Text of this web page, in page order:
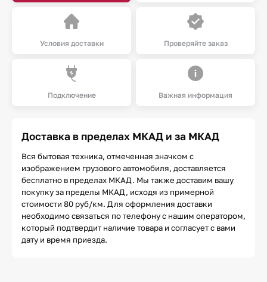
Условия доставки Проверяйте заказ
Подключение Важная информация
Доставка в пределах МКАД и за МКАД
Вся бытовая техника, отмеченная значком с
изображением грузового автомобиля, доставляется
бесплатно в пределах МКАД. Мы также доставим вашу
покупку за пределы МКАД, исходя из примерной
стоимости 80 руб/км. Для оформления доставки
необходимо связаться по телефону с нашим оператором,
который подтвердит наличие товара и согласует с вами
дату и время приезда.